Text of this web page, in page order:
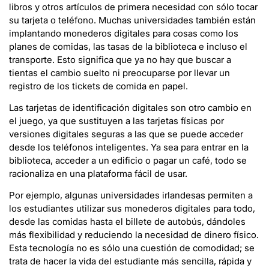
libros y otros artículos de primera necesidad con sólo tocar
su tarjeta o teléfono. Muchas universidades también están
implantando monederos digitales para cosas como los
planes de comidas, las tasas de la biblioteca e incluso el
transporte. Esto significa que ya no hay que buscar a
tientas el cambio suelto ni preocuparse por llevar un
registro de los tickets de comida en papel.
Las tarjetas de identificación digitales son otro cambio en
el juego, ya que sustituyen a las tarjetas físicas por
versiones digitales seguras a las que se puede acceder
desde los teléfonos inteligentes. Ya sea para entrar en la
biblioteca, acceder a un edificio o pagar un café, todo se
racionaliza en una plataforma fácil de usar.
Por ejemplo, algunas universidades irlandesas permiten a
los estudiantes utilizar sus monederos digitales para todo,
desde las comidas hasta el billete de autobús, dándoles
más flexibilidad y reduciendo la necesidad de dinero físico.
Esta tecnología no es sólo una cuestión de comodidad; se
trata de hacer la vida del estudiante más sencilla, rápida y